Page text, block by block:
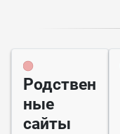
Родствен
ные
сайты